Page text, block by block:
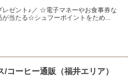
レゼント♪／ ☆電子マネーやお食事券な
が当たる☆シュフーポイントをため...
/コーヒー通販（福井エリア）